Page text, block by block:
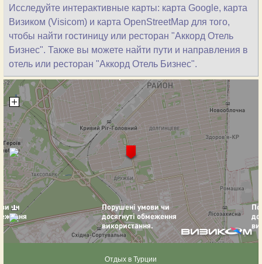
Исследуйте интерактивные карты: карта Google, карта
Визиком (Visicom) и карта OpenStreetMap для того,
чтобы найти гостиницу или ресторан "Аккорд Отель
Бизнес". Также вы можете найти пути и направления в
отель или ресторан "Аккорд Отель Бизнес".
Отдых в Турции